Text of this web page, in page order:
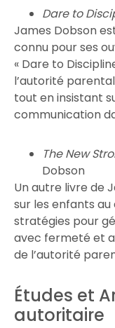
Dare to
James Dobson
connu pour ses
« Dare to
l’autorité
tout en insistant
communication
The New
Dobson
Un autre livre de
sur les enfants
stratégies pour
avec fermeté et
de l’autorité
Études et
autoritaire